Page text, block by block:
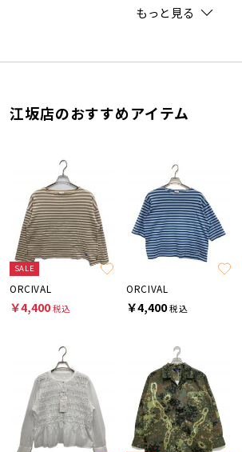
もっと見る
江坂店のおすすめアイテム
SALE
ORCIVAL
￥4,400税込
ORCIVAL
￥4,400税込